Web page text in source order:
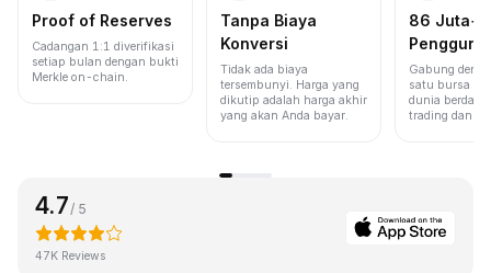
Proof of Reserves
Cadangan 1:1 diverifikasi
setiap bulan dengan bukti
Merkle on-chain.
Tanpa Biaya
Konversi
Tidak ada biaya
tersembunyi. Harga yang
dikutip adalah harga akhir
yang akan Anda bayar.
86 Juta+
Pengguna
Gabung
satu bursa
dunia
trading dan
4.7 / 5
47K Reviews